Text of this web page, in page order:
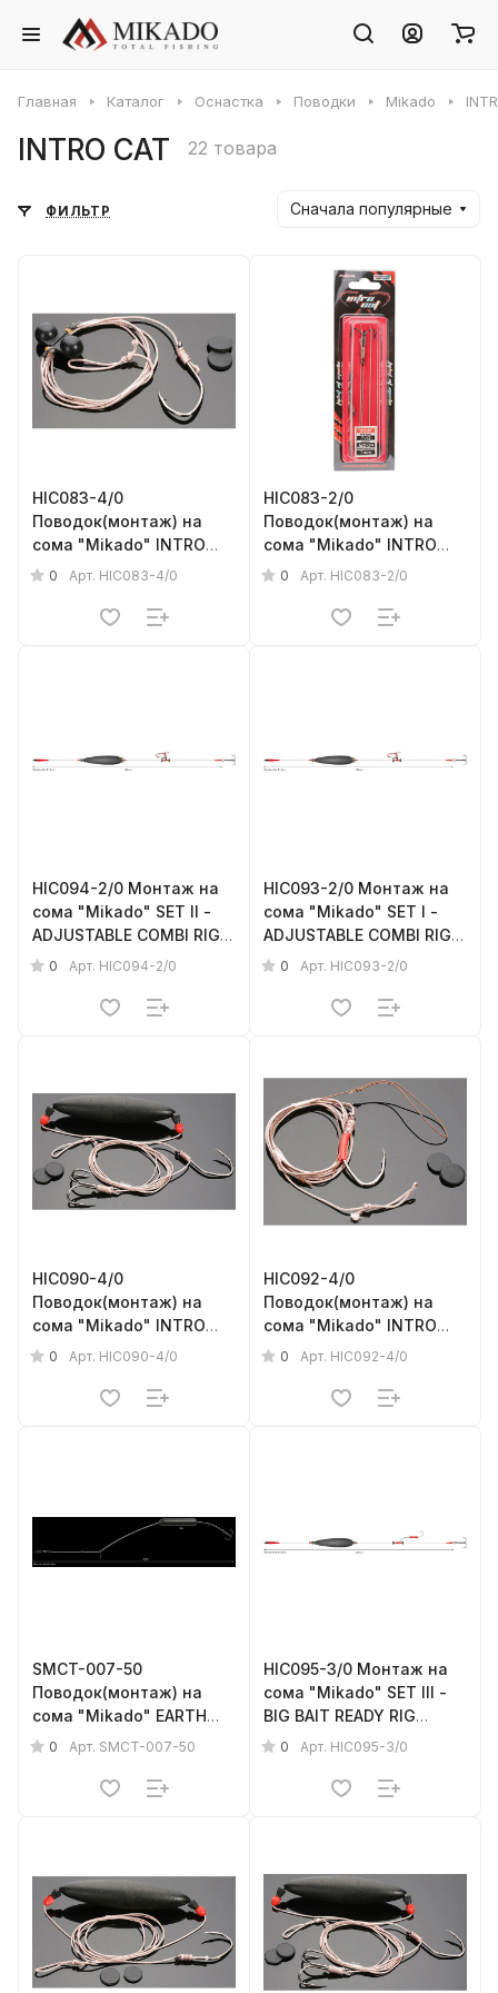
Главная Каталог Оснастка Поводки Mikado
INTRO CAT 22 товара
ФИЛЬТР Сначала популярные
HIC083-4/0
Поводок(монтаж) на
сома "Mikado" INTRO
CAT-„LIVE BAIT/EEL RIG”
трещеткой, прочность -
0 Арт. HIC083-4/0
HIC083-2/0
Поводок(монтаж) на
сома "Mikado" INTRO
CAT-„LIVE BAIT/EEL RIG”
трещеткой, прочность -
0 Арт. HIC083-2/0
HIC094-2/0 Монтаж на
сома "Mikado" SET II -
ADJUSTABLE COMBI RIG
WITH RATTLE (200см,
прочность - 100кг
0 Арт. HIC094-2/0
HIC093-2/0 Монтаж на
сома "Mikado" SET I -
ADJUSTABLE COMBI RIG
(200см, попл.10г,
прочность - 100кг
0 Арт. HIC093-2/0
HIC090-4/0
Поводок(монтаж) на
сома "Mikado" INTRO
CAT - RIG WITH
№4/0, тройн.№4/0,
0 Арт. HIC090-4/0
HIC092-4/0
Поводок(монтаж) на
сома "Mikado" INTRO
CAT - ADJUSTABLE
№4/0) прочность - 118кг
0 Арт. HIC092-4/0
SMCT-007-50
Поводок(монтаж) на
сома "Mikado" EARTH
WORM READY RIG
№2) прочность - 78кг
0 Арт. SMCT-007-50
HIC095-3/0 Монтаж на
сома "Mikado" SET III -
BIG BAIT READY RIG
(200см, попл.20г,
№6/0) прочность - 100кг
0 Арт. HIC095-3/0